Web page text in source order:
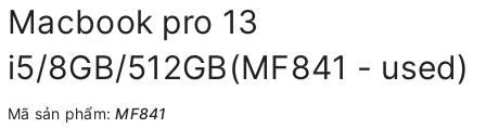
Macbook pro 13
i5/8GB/512GB(MF841 - used)
Mã sản phẩm:MF841